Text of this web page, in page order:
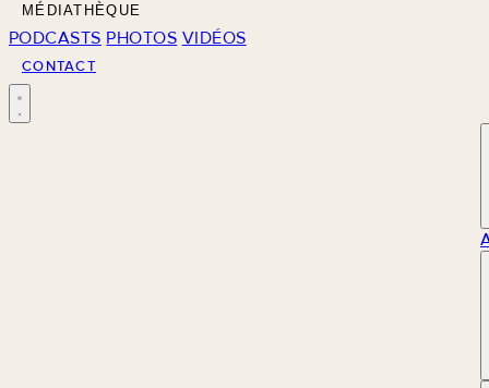
MÉDIATHÈQUE
PODCASTS PHOTOS VIDÉOS
CONTACT